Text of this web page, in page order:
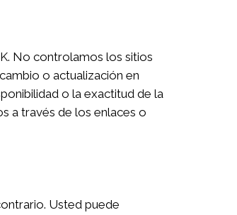
No controlamos los sitios
o actualización en
o la exactitud de la
a través de los enlaces o
Usted puede